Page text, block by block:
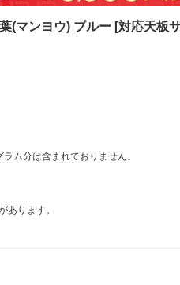
(マンヨウ) ブルー [対応天板
ム分は含まれておりません。
あります。